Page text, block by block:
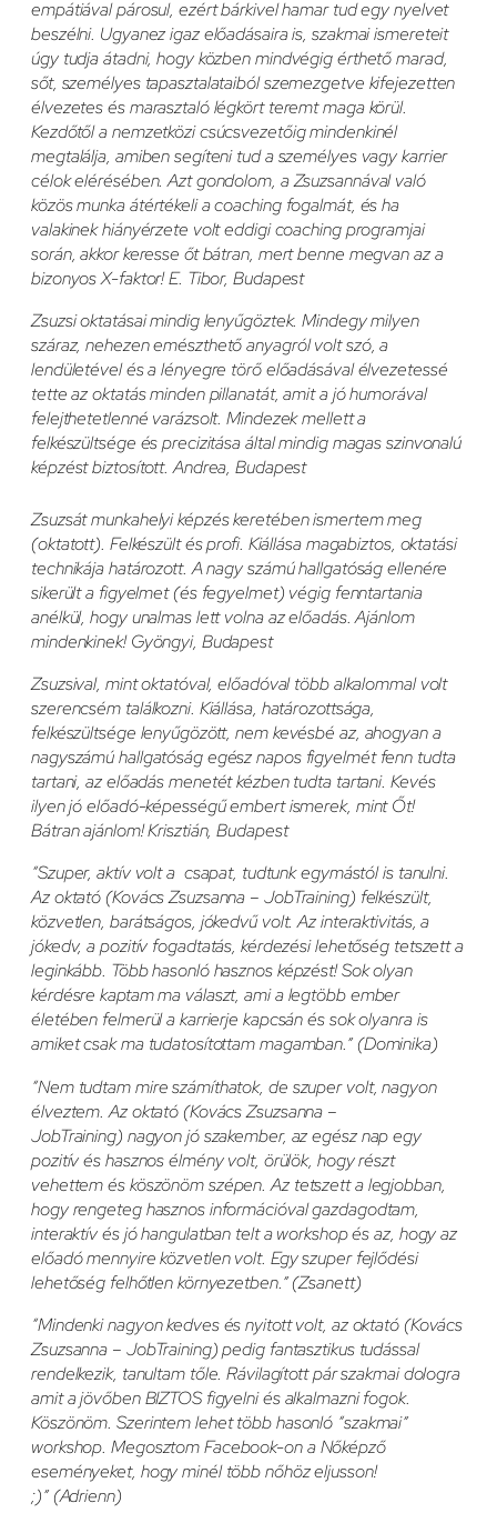
empátiával párosul, ezért bárkivel hamar tud egy nyelvet
beszélni. Ugyanez igaz előadásaira is, szakmai ismereteit
úgy tudja átadni, hogy közben mindvégig érthető marad,
sőt, személyes tapasztalataiból szemezgetve kifejezetten
élvezetes és marasztaló légkört teremt maga körül.
Kezdőtől a nemzetközi csúcsvezetőig mindenkinél
megtalálja, amiben segíteni tud a személyes vagy karrier
célok elérésében. Azt gondolom, a Zsuzsannával való
közös munka átértékeli a coaching fogalmát, és ha
valakinek hiányérzete volt eddigi coaching programjai
során, akkor keresse őt bátran, mert benne megvan az a
bizonyos X-faktor! E. Tibor, Budapest
Zsuzsi oktatásai mindig lenyűgöztek. Mindegy milyen
száraz, nehezen emészthető anyagról volt szó, a
lendületével és a lényegre törő előadásával élvezetessé
tette az oktatás minden pillanatát, amit a jó humorával
felejthetetlenné varázsolt. Mindezek mellett a
felkészültsége és precizitása által mindig magas szinvonalú
képzést biztosított. Andrea, Budapest
Zsuzsát munkahelyi képzés keretében ismertem meg
(oktatott). Felkészült és profi. Kiállása magabiztos, oktatási
technikája határozott. A nagy számú hallgatóság ellenére
sikerült a figyelmet (és fegyelmet) végig fenntartania
anélkül, hogy unalmas lett volna az előadás. Ajánlom
mindenkinek! Gyöngyi, Budapest
Zsuzsival, mint oktatóval, előadóval több alkalommal volt
szerencsém találkozni. Kiállása, határozottsága,
felkészültsége lenyűgözött, nem kevésbé az, ahogyan a
nagyszámú hallgatóság egész napos figyelmét fenn tudta
tartani, az előadás menetét kézben tudta tartani. Kevés
ilyen jó előadó-képességű embert ismerek, mint Őt!
Bátran ajánlom! Krisztián, Budapest
“Szuper, aktív volt a csapat, tudtunk egymástól is tanulni.
Az oktató (Kovács Zsuzsanna – JobTraining) felkészült,
közvetlen, barátságos, jókedvű volt. Az interaktivitás, a
jókedv, a pozitív fogadtatás, kérdezési lehetőség tetszett a
leginkább. Több hasonló hasznos képzést! Sok olyan
kérdésre kaptam ma választ, ami a legtöbb ember
életében felmerül a karrierje kapcsán és sok olyanra is
amiket csak ma tudatosítottam magamban.” (Dominika)
“Nem tudtam mire számíthatok, de szuper volt, nagyon
élveztem. Az oktató (Kovács Zsuzsanna –
JobTraining) nagyon jó szakember, az egész nap egy
pozitív és hasznos élmény volt, örülök, hogy részt
vehettem és köszönöm szépen. Az tetszett a legjobban,
hogy rengeteg hasznos információval gazdagodtam,
interaktív és jó hangulatban telt a workshop és az, hogy az
előadó mennyire közvetlen volt. Egy szuper fejlődési
lehetőség felhőtlen környezetben.” (Zsanett)
“Mindenki nagyon kedves és nyitott volt, az oktató (Kovács
Zsuzsanna – JobTraining) pedig fantasztikus tudással
rendelkezik, tanultam tőle. Rávilagított pár szakmai dologra
amit a jövőben BIZTOS figyelni és alkalmazni fogok.
Köszönöm. Szerintem lehet több hasonló “szakmai”
workshop. Megosztom Facebook-on a Nőképző
eseményeket, hogy minél több nőhöz eljusson!
;)” (Adrienn)